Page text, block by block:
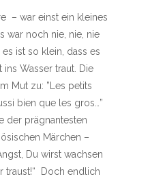
– war einst ein kleines
war noch nie, nie, nie
ist so klein, dass es
Wasser traut. Die
Mut zu: ”Les petits
bien que les gros…”
der prägnantesten
Märchen –
Du wirst wachsen
traust!“ Doch endlich